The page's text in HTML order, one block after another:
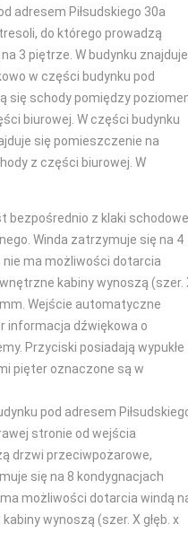
adresem Piłsudskiego 30a
do którego prowadzą
3 piętrze. W budynku znajduje
w części budynku pod
się schody pomiędzy
biurowej. W części budynku
się pomieszczenie na
z części biurowej. W
bezpośrednio z klaki
Winda zatrzymuje się na 4
nie ma możliwości dotarcia
kabiny wynoszą (szer.
mm. Wejście automatyczne
informacja dźwiękowa o
Przyciski posiadają wypukłe
pięter oznaczone są w
pod adresem
stronie od wejścia
drzwi przeciwpożarowe,
się na 8 kondygnacjach
możliwości dotarcia windą
wynoszą (szer. X głęb. x